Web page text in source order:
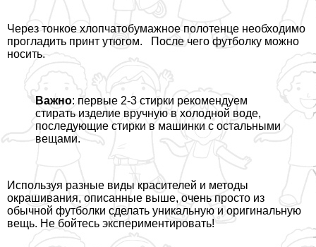
Через тонкое хлопчатобумажное полотенце необходимо
прогладить принт утюгом. После чего футболку можно
носить.
Важно: первые 2-3 стирки рекомендуем
стирать изделие вручную в холодной воде,
последующие стирки в машинки с остальными
вещами.
Используя разные виды красителей и методы
окрашивания, описанные выше, очень просто из
обычной футболки сделать уникальную и оригинальную
вещь. Не бойтесь экспериментировать!